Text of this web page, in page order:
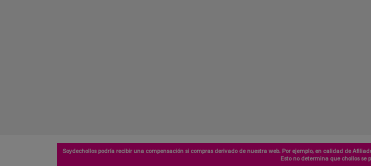
Soydechollos podría recibir una compensación si compras derivado de nuestra web. Por ejemplo, en calidad de
Esto no determina que chollos se